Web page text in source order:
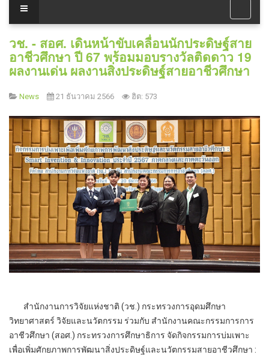
วช. - สอศ. เดินหน้าขับเคลื่อนนักประดิษฐ์สาย
อาชีวศึกษา ปี 67 พร้อมมอบรางวัลติดดาว 19
ผลงานเด่น ผลงานสิ่งประดิษฐ์สายอาชีวศึกษา
News 21 ธันวาคม 2566 ฮิต: 573
สำนักงานการวิจัยแห่งชาติ (วช.) กระทรวงการอุดมศึกษา
วิทยาศาสตร์ วิจัยและนวัตกรรม ร่วมกับ สำนักงานคณะกรรมการการ
อาชีวศึกษา (สอศ.) กระทรวงการศึกษาธิการ จัดกิจกรรมการบ่มเพาะ
เพื่อเพิ่มศักยภาพการพัฒนาสิ่งประดิษฐ์และนวัตกรรมสายอาชีวศึกษา :